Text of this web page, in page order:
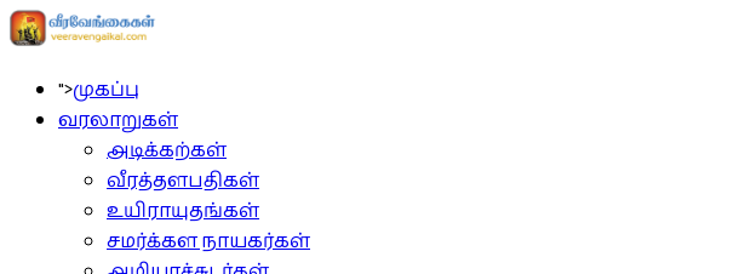
">முகப்பு
வரலாறுகள்
அடிக்கற்கள்
வீரத்தளபதிகள்
உயிராயுதங்கள்
சமர்க்கள நாயகர்கள்